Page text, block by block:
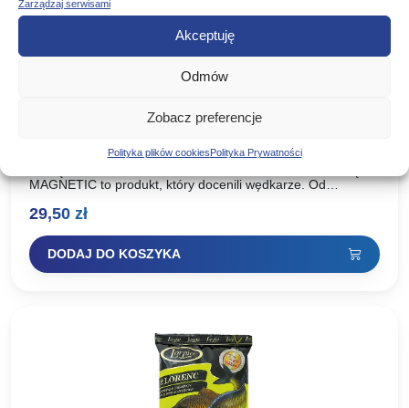
Zarządzaj serwisami
Akceptuję
Odmów
Zobacz preferencje
Polityka plików cookiesPolityka Prywatności
LORPIO ZANĘTA MAGNETIC BARBEL 2KG
MAGNETIC to produkt, który docenili wędkarze. Od
stwierdzić, że seria…
29,50 zł
DODAJ DO KOSZYKA